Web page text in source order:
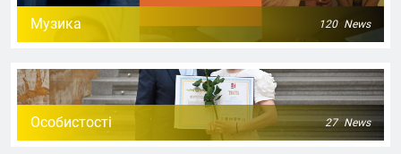
Музика 120 News
Особистості 27 News